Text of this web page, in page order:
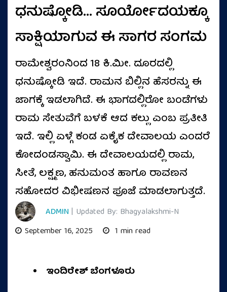
ಧನುಷ್ಕೋಡಿ... ಸೂರ್ಯೋದಯಕ್ಕೂ
ಸಾಕ್ಷಿಯಾಗುವ ಈ ಸಾಗರ ಸಂಗಮ
ರಾಮೇಶ್ವರಂನಿಂದ 18 ಕಿ.ಮೀ. ದೂರದಲ್ಲಿ
ಧನುಷ್ಕೋಡಿ ಇದೆ. ರಾಮನ ಬಿಲ್ಲಿನ ಹೆಸರನ್ನು ಈ
ಜಾಗಕ್ಕೆ ಇಡಲಾಗಿದೆ. ಈ ಭಾಗದಲ್ಲಿರೋ ಬಂಡೆಗಳು
ರಾಮ ಸೇತುವೆಗೆ ಬಳಕೆ ಆದ ಕಲ್ಲು ಎಂಬ ಪ್ರತೀತಿ
ಇದೆ. ಇಲ್ಲಿ ಏಳ್ಗೆ ಕಂಡ ಏಕೈಕ ದೇವಾಲಯ ಎಂದರೆ
ಕೋದಂಡಸ್ವಾಮಿ. ಈ ದೇವಾಲಯದಲ್ಲಿ ರಾಮ,
ಸೀತೆ, ಲಕ್ಷ್ಮಣ, ಹನುಮಂತ ಹಾಗೂ ರಾವಣನ
ಸಹೋದರ ವಿಭೀಷಣನ ಪೂಜೆ ಮಾಡಲಾಗುತ್ತದೆ.
ADMIN | Updated By: Bhagyalakshmi-N
September 16, 2025
1 min read
ಇಂದಿರೇಶ್ ಬೆಂಗಳೂರು